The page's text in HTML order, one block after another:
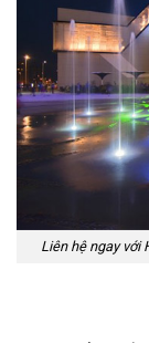
Liên hệ ngay với